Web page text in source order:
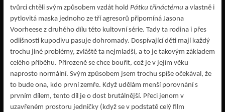
tvůrci chtěli svým způsobem vzdát hold Pátku třináctému a vlastně i
pytlovitá maska jednoho ze tří agresorů připomíná Jasona
Voorheese z druhého dílu této kultovní série. Tady ta rodina i přes
odlišnosti kupodivu pasuje dohromady. Dospívající děti mají každý
trochu jiné problémy, zvláště ta nejmladší, a to je takovým základem
celého příběhu. Přirozeně se chce bouřit, což je v jejím věku
naprosto normální. Svým způsobem jsem trochu spíše očekával, že
to bude ona, kdo první zemře. Když udělám menší porovnání s
prvním dílem, tento díl je o dost brutálnější. Přeci jenom v
uzavřeném prostoru jedničky (když se v podstatě celý film